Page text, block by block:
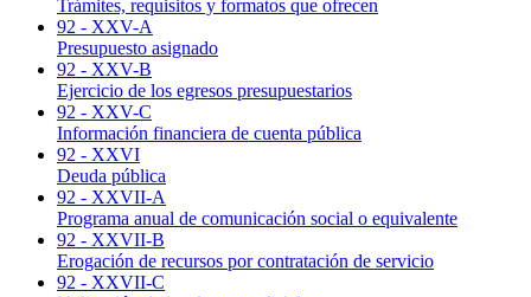
Trámites, requisitos y formatos que ofrecen
92 - XXV-A
Presupuesto asignado
92 - XXV-B
Ejercicio de los egresos presupuestarios
92 - XXV-C
Información financiera de cuenta pública
92 - XXVI
Deuda pública
92 - XXVII-A
Programa anual de comunicación social o equivalente
92 - XXVII-B
Erogación de recursos por contratación de servicio
92 - XXVII-C